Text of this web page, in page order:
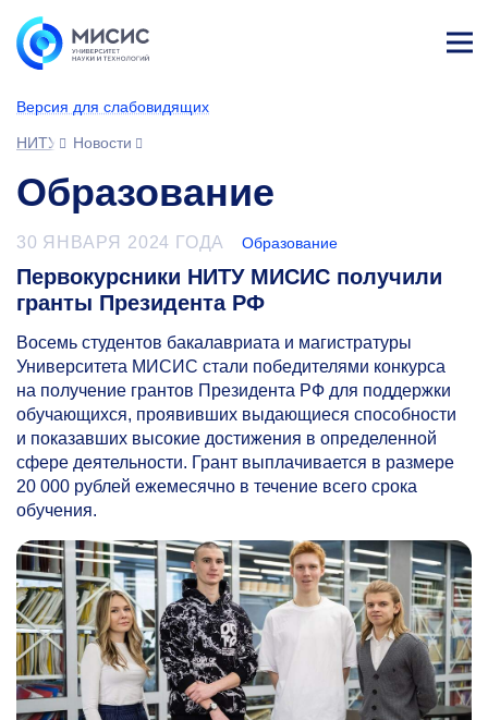
Версия для слабовидящих
НИТУ МИСИС
Новости
Образование
30 ЯНВАРЯ 2024 ГОДА Образование
Первокурсники НИТУ МИСИС получили
гранты Президента РФ
Восемь студентов бакалавриата и магистратуры
Университета МИСИС стали победителями конкурса
на получение грантов Президента РФ для поддержки
обучающихся, проявивших выдающиеся способности
и показавших высокие достижения в определенной
сфере деятельности. Грант выплачивается в размере
20 000 рублей ежемесячно в течение всего срока
обучения.